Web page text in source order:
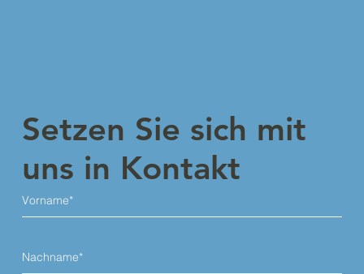
Setzen Sie sich mit
uns in Kontakt